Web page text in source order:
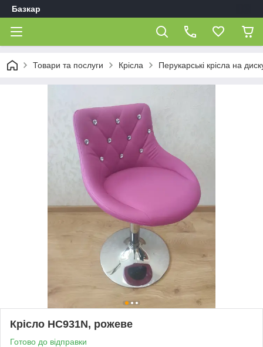
Базкар
Товари та послуги Крісла Перукарські крісла на
Крісло НС931N, рожеве
Готово до відправки